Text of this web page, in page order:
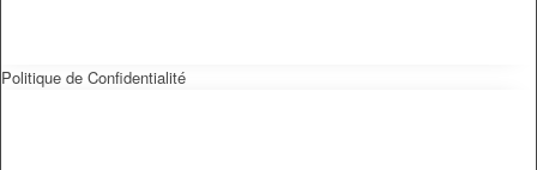
Politique de Confidentialité